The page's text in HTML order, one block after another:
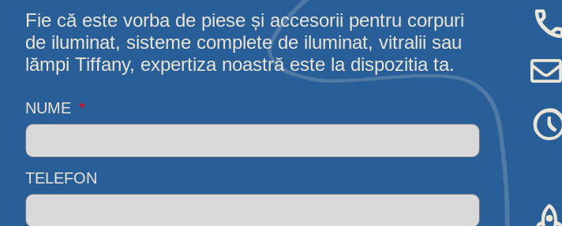
Fie că este vorba de piese și accesorii pentru corpuri
de iluminat, sisteme complete de iluminat, vitralii sau
lămpi Tiffany, expertiza noastră este la dispozitia ta.
NUME
TELEFON